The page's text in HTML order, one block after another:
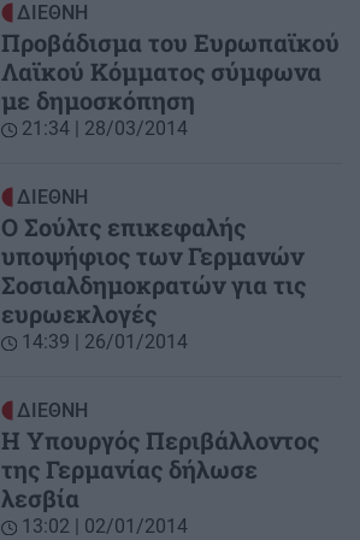
ΔΙΕΘΝΗ
Προβάδισμα του Ευρωπαϊκού
Λαϊκού Κόμματος σύμφωνα
με δημοσκόπηση
21:34 | 28/03/2014
ΔΙΕΘΝΗ
Ο Σούλτς επικεφαλής
υποψήφιος των Γερμανών
Σοσιαλδημοκρατών για τις
ευρωεκλογές
14:39 | 26/01/2014
ΔΙΕΘΝΗ
Η Υπουργός Περιβάλλοντος
της Γερμανίας δήλωσε
λεσβία
13:02 | 02/01/2014